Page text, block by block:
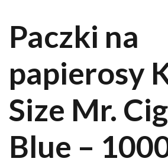
Paczki na
papierosy
Size Mr.
Blue –